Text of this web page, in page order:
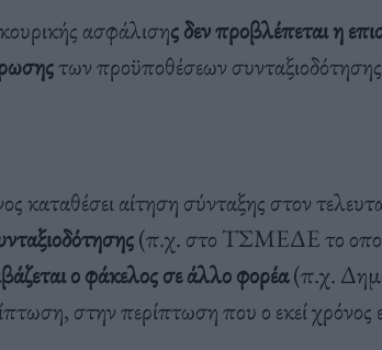
ασφάλισης δεν προβλέπεται η
των προϋποθέσεων
καταθέσει αίτηση σύνταξης στον
(π.χ. στο ΤΣΜΕΔΕ το οποίο
ο φάκελος σε άλλο φορέα(π.χ.
στην περίπτωση που ο εκεί χρόνος